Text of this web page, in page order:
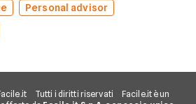
Personal advisor
Tutti i diritti riservati
Facile.it è un